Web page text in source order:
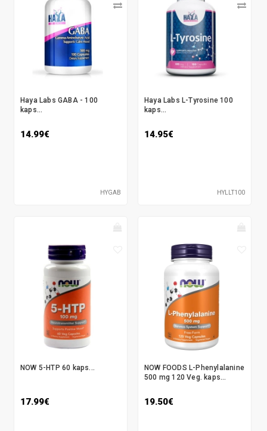
Haya Labs GABA - 100
kaps...
14.99€
HYGAB
Haya Labs L-Tyrosine 100
kaps...
14.95€
HYLLT100
NOW 5-HTP 60 kaps...
17.99€
NOW FOODS L-Phenylalanine
500 mg 120 Veg. kaps...
19.50€